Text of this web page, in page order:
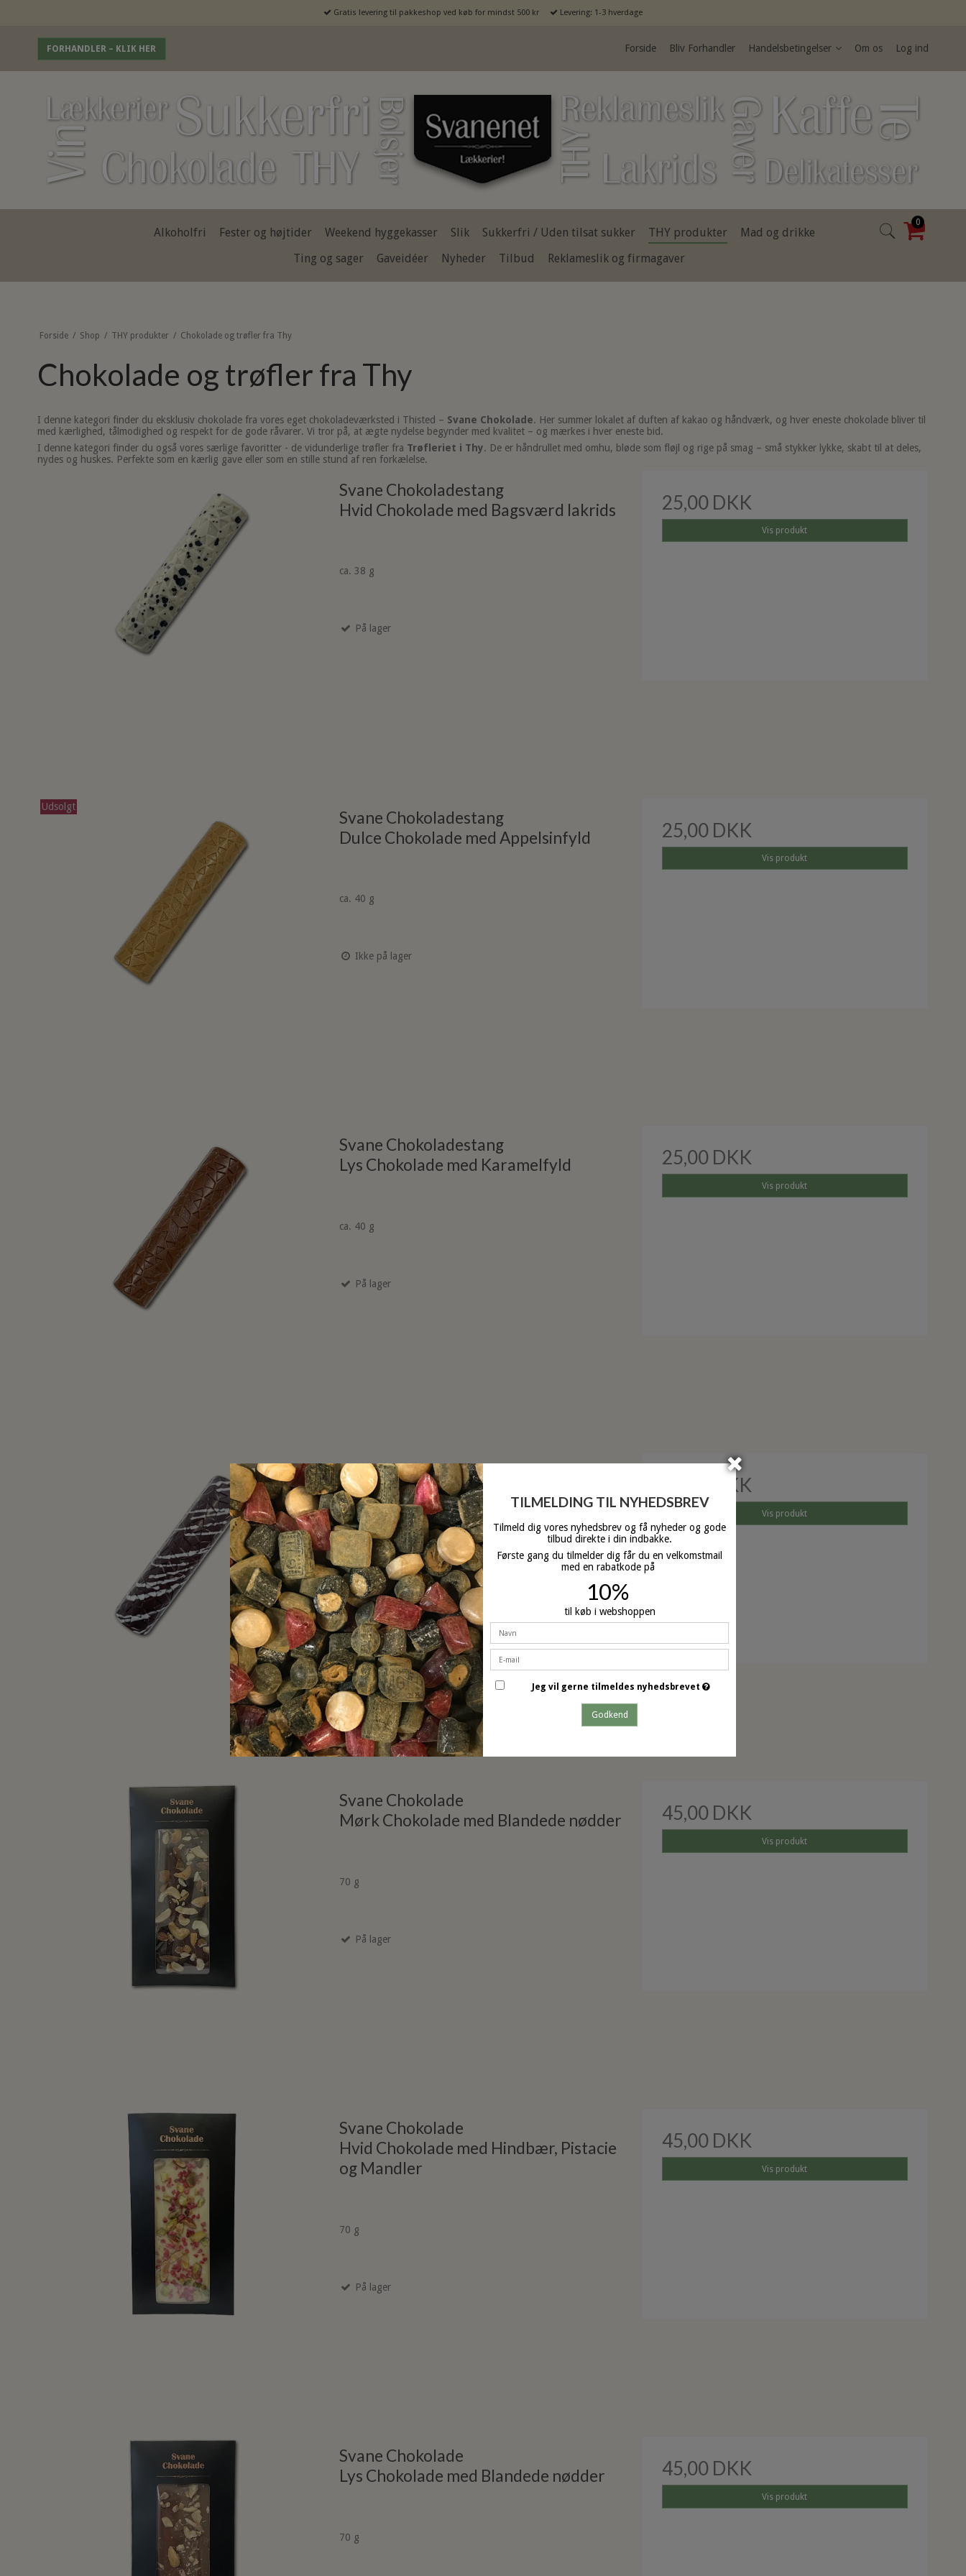
Gratis levering til pakkeshop ved køb for mindst 500 kr Levering: 1-3 hverdage
FORHANDLER – KLIK HER Forside Bliv Forhandler Handelsbetingelser Om os Log ind
0
Alkoholfri Fester og højtider Weekend hyggekasser Slik Sukkerfri / Uden tilsat sukker THY produkter
Mad og drikke
Ting og sager
Gaveidéer Nyheder Tilbud Reklameslik og firmagaver
Forside / Shop / THY produkter / Chokolade og trøfler fra Thy
Chokolade og trøfler fra Thy
I denne kategori finder du eksklusiv chokolade fra vores eget chokoladeværksted i Thisted – Svane Chokolade. Her summer lokalet af duften af kakao og håndværk, og hver eneste chokolade bliver til
med kærlighed, tålmodighed og respekt for de gode råvarer. Vi tror på, at ægte nydelse begynder med kvalitet – og mærkes i hver eneste bid.
I denne kategori finder du også vores særlige favoritter - de vidunderlige trøfler fra Trøfleriet i Thy. De er håndrullet med omhu, bløde som fløjl og rige på smag – små stykker lykke, skabt til at deles,
nydes og huskes. Perfekte som en kærlig gave eller som en stille stund af ren forkælelse.
Svane Chokoladestang
Hvid Chokolade med Bagsværd lakrids
ca. 38 g
På lager
25,00 DKK
Vis produkt
Udsolgt
Svane Chokoladestang
Dulce Chokolade med Appelsinfyld
ca. 40 g
Ikke på lager
25,00 DKK
Vis produkt
Svane Chokoladestang
Lys Chokolade med Karamelfyld
ca. 40 g
På lager
25,00 DKK
Vis produkt
Svane Chokoladestang
Mørk Chokolade med Pebermyntefyld
ca. 40 g
På lager (4 stk.)
25,00 DKK
Vis produkt
Svane Chokolade
Mørk Chokolade med Blandede nødder
70 g
På lager
45,00 DKK
Vis produkt
Svane Chokolade
Hvid Chokolade med Hindbær, Pistacie
og Mandler
70 g
På lager
45,00 DKK
Vis produkt
Svane Chokolade
Lys Chokolade med Blandede nødder
70 g
45,00 DKK
Vis produkt
TILMELDING TIL NYHEDSBREV
Tilmeld dig vores nyhedsbrev og få nyheder og gode
tilbud direkte i din indbakke.
Første gang du tilmelder dig får du en velkomstmail
med en rabatkode på
10%
til køb i webshoppen
Jeg vil gerne tilmeldes nyhedsbrevet
Godkend